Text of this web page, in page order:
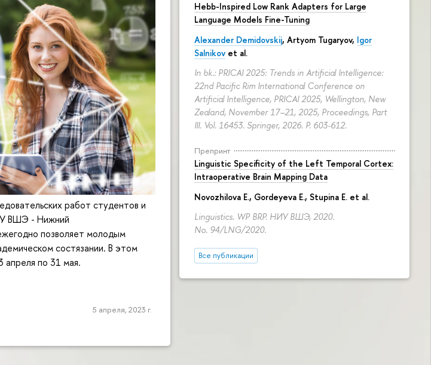
Hebb-Inspired Low Rank Adapters for Large
Language Models Fine-Tuning
Alexander Demidovskij, Artyom Tugaryov, Igor
Salnikov et al.
In bk.: PRICAI 2025: Trends in Artificial Intelligence:
22nd Pacific Rim International Conference on
Artificial Intelligence, PRICAI 2025, Wellington, New
Zealand, November 17–21, 2025, Proceedings, Part
III. Vol. 16453. Springer, 2026. P. 603-612.
Препринт
Linguistic Specificity of the Left Temporal Cortex:
Intraoperative Brain Mapping Data
Novozhilova E., Gordeyeva E., Stupina E. et al.
Linguistics. WP BRP. НИУ ВШЭ, 2020.
No. 94/LNG/2020.
Все публикации
работ студентов и
ВШЭ - Нижний
позволяет молодым
состязании. В этом
апреля по 31 мая.
5 апреля, 2023 г.